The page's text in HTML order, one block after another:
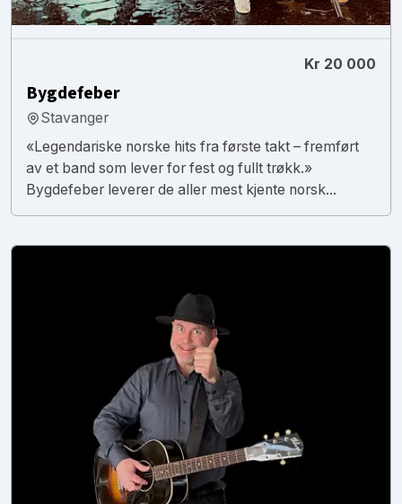
Kr 20 000
Bygdefeber
Stavanger
«Legendariske norske hits fra første takt – fremført
av et band som lever for fest og fullt trøkk.»
Bygdefeber leverer de aller mest kjente norsk...